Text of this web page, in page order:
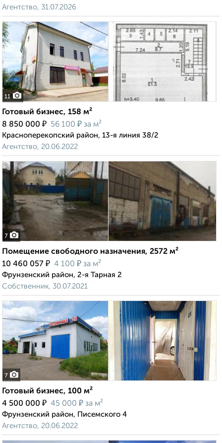
Агентство, 31.07.2026
11
Готовый бизнес, 158 м²
8 850 000 ₽ 56 100 ₽ за м²
Красноперекопский район, 13-я линия 38/2
Агентство, 20.06.2022
7
Помещение свободного назначения, 2572 м²
10 460 057 ₽ 4 100 ₽ за м²
Фрунзенский район, 2-я Тарная 2
Собственник, 30.07.2021
7
Готовый бизнес, 100 м²
4 500 000 ₽ 45 000 ₽ за м²
Фрунзенский район, Писемского 4
Агентство, 20.06.2022